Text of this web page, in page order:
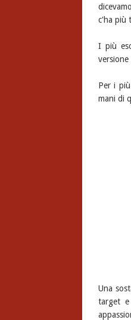
c'ha più
I più
versione
Per i
mani di
Una
target